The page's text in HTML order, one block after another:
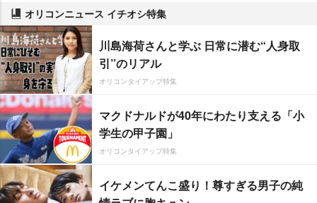
オリコンニュース イチオシ特集
川島海荷さんと学ぶ 日常に潜む“人身取
引”のリアル
オリコンタイアップ特集
マクドナルドが40年にわたり支える「小
学生の甲子園」
オリコンタイアップ特集
イケメンてんこ盛り！尊すぎる男子の純